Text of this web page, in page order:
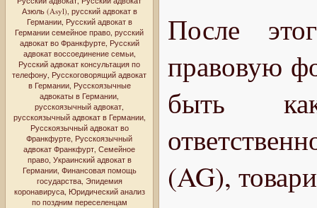
Азюль (Asyl), русский адвокат в
Германии, Русский адвокат в
Германии семейное право, русский
адвокат во Франкфурте, Русский
адвокат воссоединение семьи,
Русский адвокат консультация по
телефону, Русскоговорящий адвокат
в Германии, Русскоязычные
адвокаты в Германии,
русскоязычный адвокат,
русскоязычный адвокат в Германии,
Русскоязычный адвокат во
Франкфурте, Русскоязычный
адвокат Франкфурт, Семейное
право, Украинский адвокат в
Германии, Финансовая помощь
государства, Эпидемия
коронавируса, Юридический анализ
по поздним переселенцам
После
правовую
быть
(AG),